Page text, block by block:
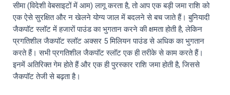
सीमा (विदेशी वेबसाइटों में आम) लागू करता है, तो आप एक बड़ी जमा राशि को
एक ऐसे सुरक्षित और न खेलने योग्य जाल में बदलने से बच जाते हैं। बुनियादी
जैकपॉट स्लॉट में हजारों पाउंड का भुगतान करने की क्षमता होती है, लेकिन
प्रगतिशील जैकपॉट स्लॉट अक्सर 5 मिलियन पाउंड से अधिक का भुगतान
करते हैं। सभी प्रगतिशील जैकपॉट स्लॉट एक ही तरीके से काम करते हैं।
इनमें अतिरिक्त गेम होते हैं और एक ही पुरस्कार राशि जमा होती है, जिससे
जैकपॉट तेजी से बढ़ता है।